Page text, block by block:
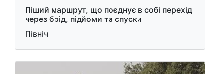
Піший маршрут, що поєднує в собі перехід
через брід, підйоми та спуски
Північ